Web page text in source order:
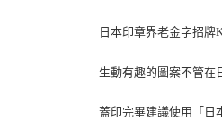
日本印章界老金字招牌
生動有趣的圖案不管在
蓋印完畢建議使用「日